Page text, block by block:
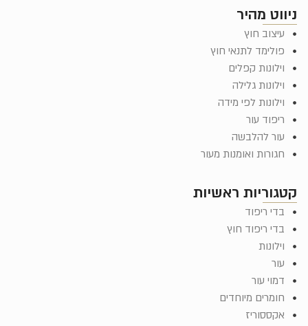
קטגוריות ראשיות
בדי ריפוד
בדי ריפוד חוץ
וילונות
עור
דמוי עור
חומרים מיוחדים
אקססוריז
ניווט מהיר
עיצוב חוץ
פולימד לתנאי חוץ
וילונות קפלים
וילונות גלילה
וילונות לפי מידה
ריפוד עור
עור להלבשה
חגורות ואומנות מעור